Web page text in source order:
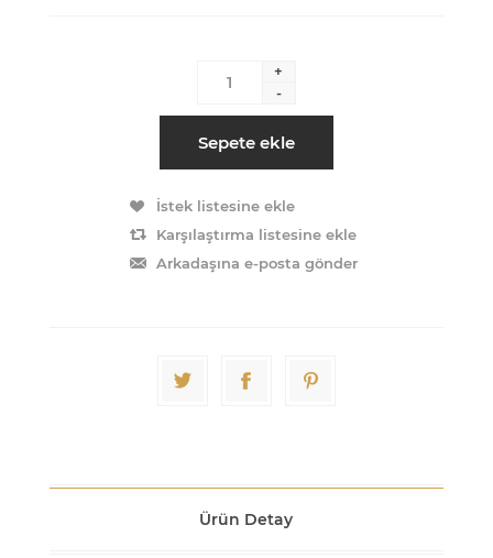
+
-
Sepete ekle
İstek listesine ekle
Karşılaştırma listesine ekle
Arkadaşına e-posta gönder
Ürün Detay